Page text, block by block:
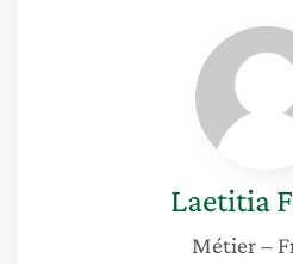
Laetitia
Métier–